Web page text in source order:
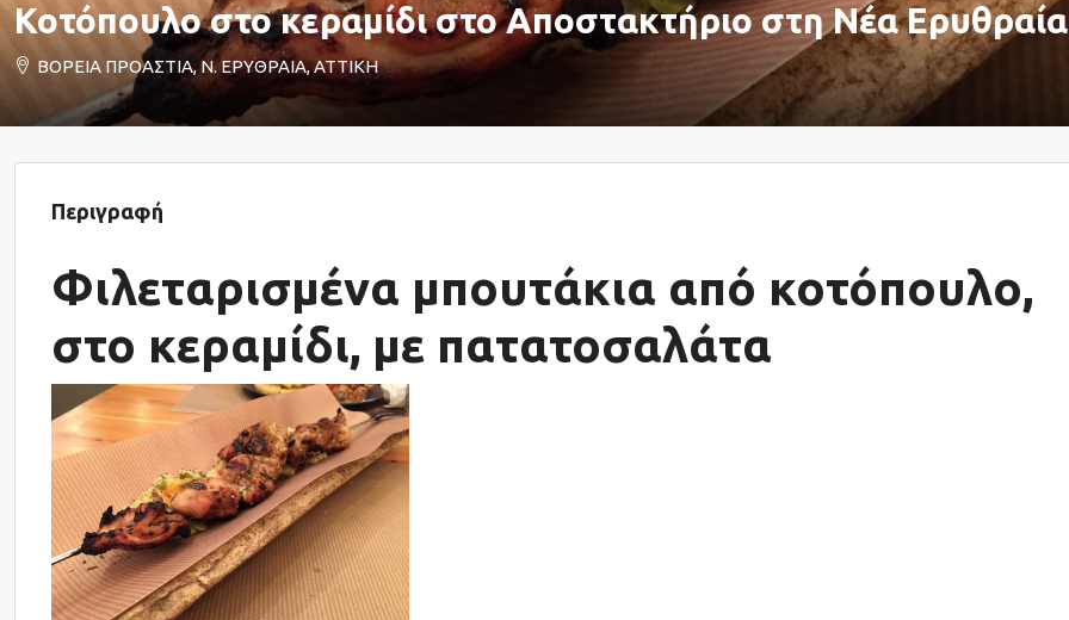
Κοτόπουλο στο κεραμίδι στο Αποστακτήριο στη Νέα Ερυθραία
ΒΟΡΕΙΑ ΠΡΟΑΣΤΙΑ, Ν. ΕΡΥΘΡΑΙΑ, ΑΤΤΙΚΗ
Περιγραφή
Φιλεταρισμένα μπουτάκια από κοτόπουλο,
στο κεραμίδι, με πατατοσαλάτα